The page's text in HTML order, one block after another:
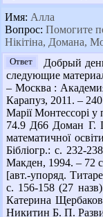
Имя: Алла
Вопрос: Помогите
Нікітіна, Домана,
Ответ
Добрый
следующие
– Москва :
Карапуз, 2011. –
Марії Монтессорі
74.9 Д66 Доман Г.
математичної
Бібліогр.: с. 232-
Макден, 1994. – 72
[авт.-упоряд.
с. 156-158 (27
Катерина
Никитин Б. П.